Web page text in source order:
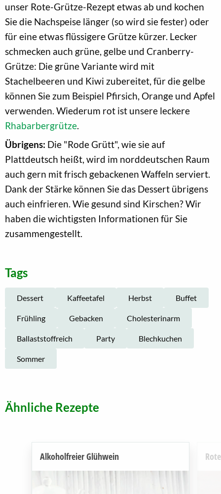
unser Rote-Grütze-Rezept etwas ab und kochen
Sie die Nachspeise länger (so wird sie fester) oder
für eine etwas flüssigere Grütze kürzer. Lecker
schmecken auch grüne, gelbe und Cranberry-
Grütze: Die grüne Variante wird mit
Stachelbeeren und Kiwi zubereitet, für die gelbe
können Sie zum Beispiel Pfirsich, Orange und Apfel
verwenden. Wiederum rot ist unsere leckere
Rhabarbergrütze.
Übrigens: Die "Rode Grütt", wie sie auf
Plattdeutsch heißt, wird im norddeutschen Raum
auch gern mit frisch gebackenen Waffeln serviert.
Dank der Stärke können Sie das Dessert übrigens
auch einfrieren. Wie gesund sind Kirschen? Wir
haben die wichtigsten Informationen für Sie
zusammengestellt.
Tags
Dessert Kaffeetafel Herbst Buffet
Frühling Gebacken Cholesterinarm
Ballaststoffreich Party Blechkuchen
Sommer
Ähnliche Rezepte
Alkoholfreier Glühwein